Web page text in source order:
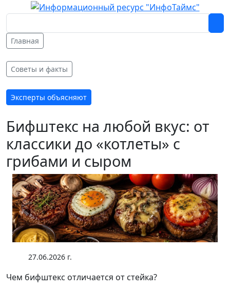
Главная
Советы и факты
Эксперты объясняют
Бифштекс на любой вкус: от
классики до «котлеты» с
грибами и сыром
27.06.2026 г.
Чем бифштекс отличается от стейка?